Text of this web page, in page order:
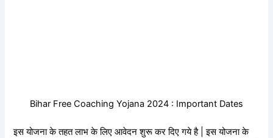
Bihar Free Coaching Yojana 2024 : Important Dates
इस योजना के तहत लाभ के लिए आवेदन शुरू कर दिए गये है | इस योजना के